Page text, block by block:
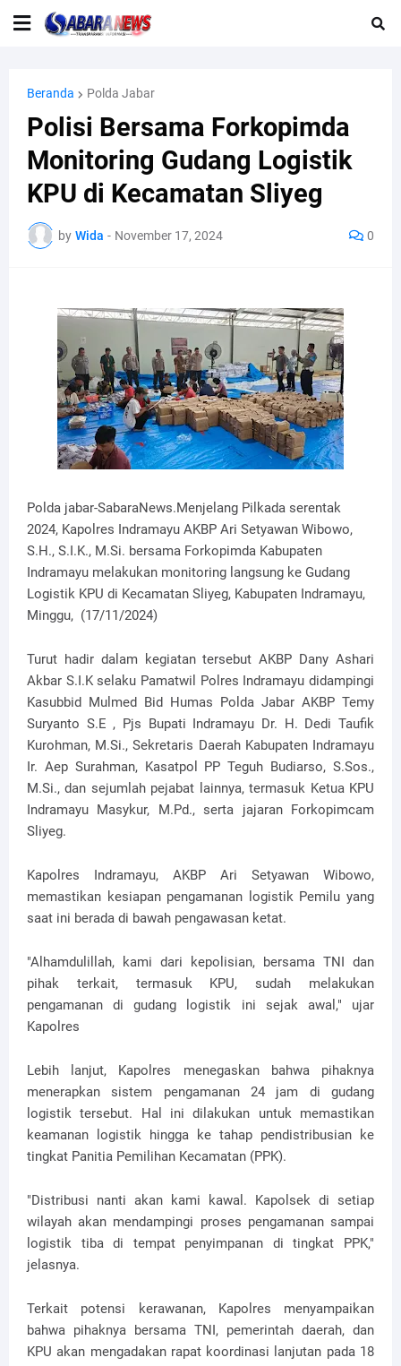
Beranda Polda Jabar
Polisi Bersama Forkopimda
Monitoring Gudang Logistik
KPU di Kecamatan Sliyeg
by Wida - November 17, 2024 0
Polda jabar-SabaraNews.Menjelang Pilkada serentak
2024, Kapolres Indramayu AKBP Ari Setyawan Wibowo,
S.H., S.I.K., M.Si. bersama Forkopimda Kabupaten
Indramayu melakukan monitoring langsung ke Gudang
Logistik KPU di Kecamatan Sliyeg, Kabupaten Indramayu,
Minggu, (17/11/2024)
Turut hadir dalam kegiatan tersebut AKBP Dany Ashari
Akbar S.I.K selaku Pamatwil Polres Indramayu didampingi
Kasubbid Mulmed Bid Humas Polda Jabar AKBP Temy
Suryanto S.E , Pjs Bupati Indramayu Dr. H. Dedi Taufik
Kurohman, M.Si., Sekretaris Daerah Kabupaten Indramayu
Ir. Aep Surahman, Kasatpol PP Teguh Budiarso, S.Sos.,
M.Si., dan sejumlah pejabat lainnya, termasuk Ketua KPU
Indramayu Masykur, M.Pd., serta jajaran Forkopimcam
Sliyeg.
Kapolres Indramayu, AKBP Ari Setyawan Wibowo,
memastikan kesiapan pengamanan logistik Pemilu yang
saat ini berada di bawah pengawasan ketat.
"Alhamdulillah, kami dari kepolisian, bersama TNI dan
pihak terkait, termasuk KPU, sudah melakukan
pengamanan di gudang logistik ini sejak awal," ujar
Kapolres
Lebih lanjut, Kapolres menegaskan bahwa pihaknya
menerapkan sistem pengamanan 24 jam di gudang
logistik tersebut. Hal ini dilakukan untuk memastikan
keamanan logistik hingga ke tahap pendistribusian ke
tingkat Panitia Pemilihan Kecamatan (PPK).
"Distribusi nanti akan kami kawal. Kapolsek di setiap
wilayah akan mendampingi proses pengamanan sampai
logistik tiba di tempat penyimpanan di tingkat PPK,"
jelasnya.
Terkait potensi kerawanan, Kapolres menyampaikan
bahwa pihaknya bersama TNI, pemerintah daerah, dan
KPU akan mengadakan rapat koordinasi lanjutan pada 18